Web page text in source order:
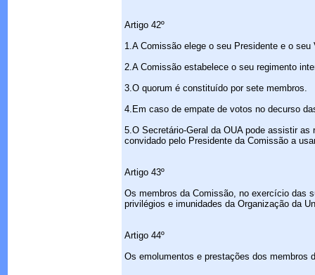
Artigo 42º
1.A Comissão elege o seu Presidente e o
2.A Comissão estabelece o seu regimento
3.O quorum é constituído por sete membros.
4.Em caso de empate de votos no decurso
5.O Secretário-Geral da OUA pode assistir
convidado pelo Presidente da Comissão a
Artigo 43º
Os membros da Comissão, no exercício das
privilégios e imunidades da Organização da
Artigo 44º
Os emolumentos e prestações dos membros